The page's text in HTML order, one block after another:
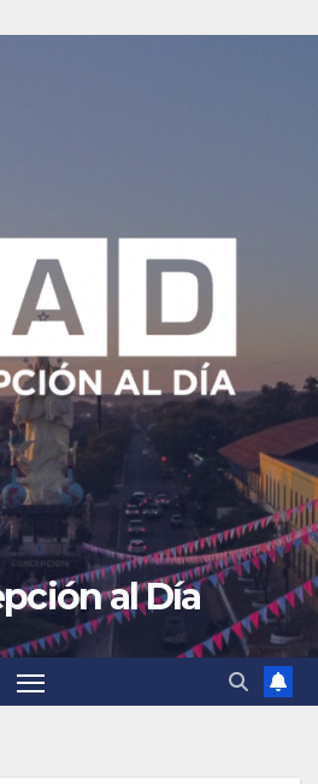
al Día